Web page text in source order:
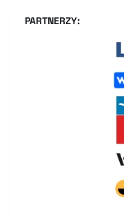
PARTNERZY: